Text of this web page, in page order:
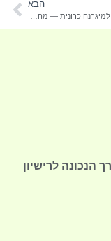
הבא
קנאביס רפואי למיגרנה כרונית — מה אומרים המחקרים + איך מקבלים רישיון 2026
הנכונה לרישיון